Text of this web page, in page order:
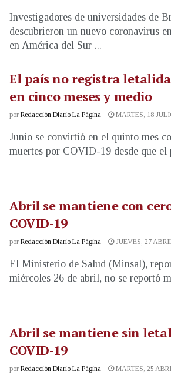
Investigadores de universidades de
descubrieron un nuevo coronavirus
en América del Sur ...
El país no registra
en cinco meses y medio
por Redacción Diario La Página MARTES, 18
Junio se convirtió en el quinto mes
muertes por COVID-19 desde que el
Abril se mantiene con
COVID-19
por Redacción Diario La Página JUEVES, 27
El Ministerio de Salud (Minsal),
miércoles 26 de abril, no se reportó
Abril se mantiene sin
COVID-19
por Redacción Diario La Página MARTES, 25